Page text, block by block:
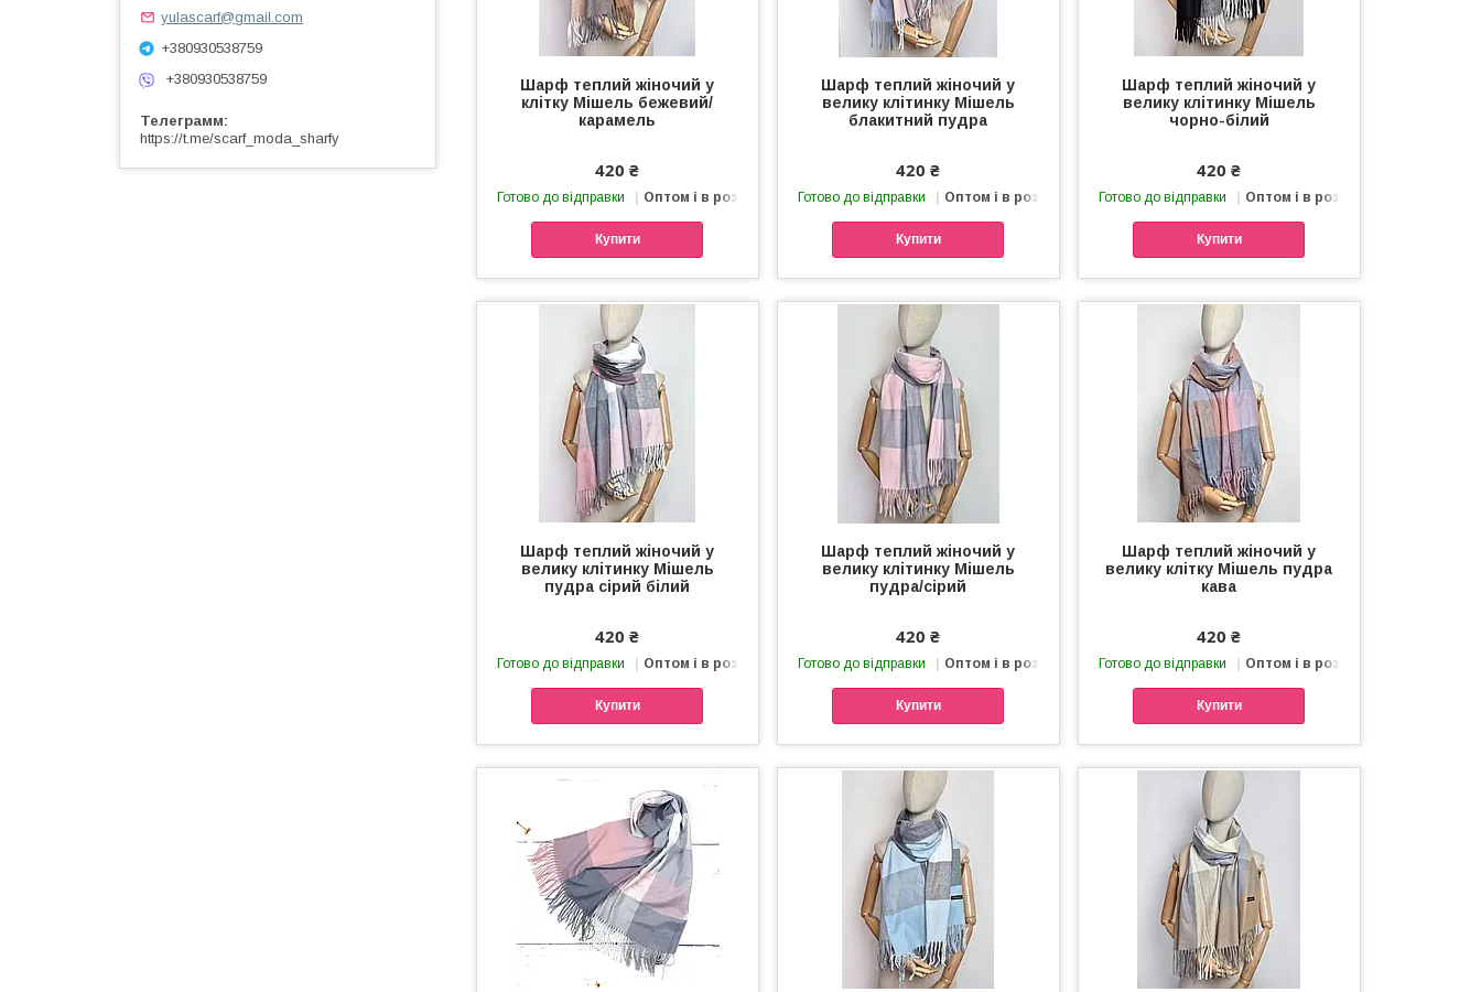
Шарф теплий жіночий у
клітку Мішель бежевий/
карамель
420 ₴
Готово до відправки Оптом і в роздріб
Купити
Шарф теплий жіночий у
велику клітинку Мішель
блакитний пудра
420 ₴
Готово до відправки Оптом і в роздріб
Купити
Шарф теплий жіночий у
велику клітинку Мішель
чорно-білий
420 ₴
Готово до відправки Оптом і в роздріб
Купити
Шарф теплий жіночий у
велику клітинку Мішель
пудра сірий білий
420 ₴
Готово до відправки Оптом і в роздріб
Купити
Шарф теплий жіночий у
велику клітинку Мішель
пудра/сірий
420 ₴
Готово до відправки Оптом і в роздріб
Купити
Шарф теплий жіночий у
велику клітку Мішель пудра
кава
420 ₴
Готово до відправки Оптом і в роздріб
Купити
yulascarf@gmail.com
+380930538759
+380930538759
Телеграмм
https://t.me/scarf_moda_sharfy